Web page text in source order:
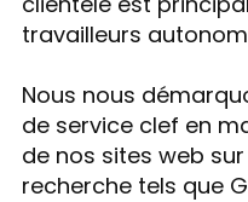
travailleurs
Nous nous
de service clef en
de nos sites web
recherche tels que